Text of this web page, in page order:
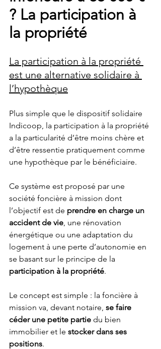
? La participation à
la propriété
La participation à la propriété
est une alternative solidaire à
l’hypothèque
Plus simple que le dispositif solidaire
Indicoop, la participation à la propriété
a la particularité d’être moins chère et
d’être ressentie pratiquement comme
une hypothèque par le bénéficiaire.
Ce système est proposé par une
société foncière à mission dont
l’objectif est de prendre en charge un
accident de vie, une rénovation
énergétique ou une adaptation du
logement à une perte d’autonomie en
se basant sur le principe de la
participation à la propriété.
Le concept est simple : la foncière à
mission va, devant notaire, se faire
céder une petite partie du bien
immobilier et le stocker dans ses
positions.